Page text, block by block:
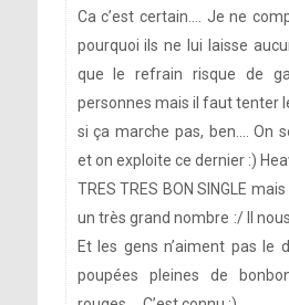
Ca c’est certain…. Je ne
pourquoi ils ne lui laisse
que le refrain risque de
personnes mais il faut tenter
si ça marche pas, ben…. On
et on exploite ce dernier :)
TRES TRES BON SINGLE
un très grand nombre :/ Il
Et les gens n’aiment pas le
poupées pleines de